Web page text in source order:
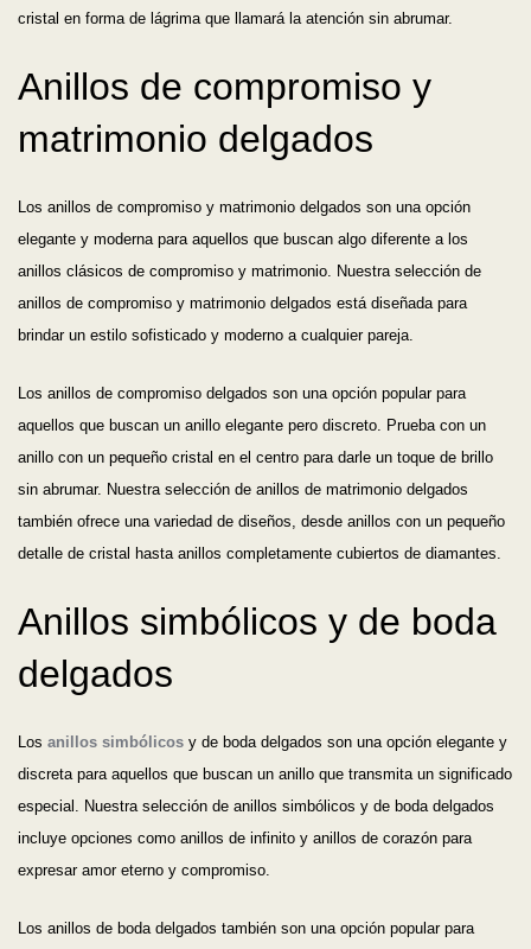
cristal en forma de lágrima que llamará la atención sin abrumar.
Anillos de compromiso y
matrimonio delgados
Los anillos de compromiso y matrimonio delgados son una opción
elegante y moderna para aquellos que buscan algo diferente a los
anillos clásicos de compromiso y matrimonio. Nuestra selección de
anillos de compromiso y matrimonio delgados está diseñada para
brindar un estilo sofisticado y moderno a cualquier pareja.
Los anillos de compromiso delgados son una opción popular para
aquellos que buscan un anillo elegante pero discreto. Prueba con un
anillo con un pequeño cristal en el centro para darle un toque de brillo
sin abrumar. Nuestra selección de anillos de matrimonio delgados
también ofrece una variedad de diseños, desde anillos con un pequeño
detalle de cristal hasta anillos completamente cubiertos de diamantes.
Anillos simbólicos y de boda
delgados
Los anillos simbólicos y de boda delgados son una opción elegante y
discreta para aquellos que buscan un anillo que transmita un significado
especial. Nuestra selección de anillos simbólicos y de boda delgados
incluye opciones como anillos de infinito y anillos de corazón para
expresar amor eterno y compromiso.
Los anillos de boda delgados también son una opción popular para